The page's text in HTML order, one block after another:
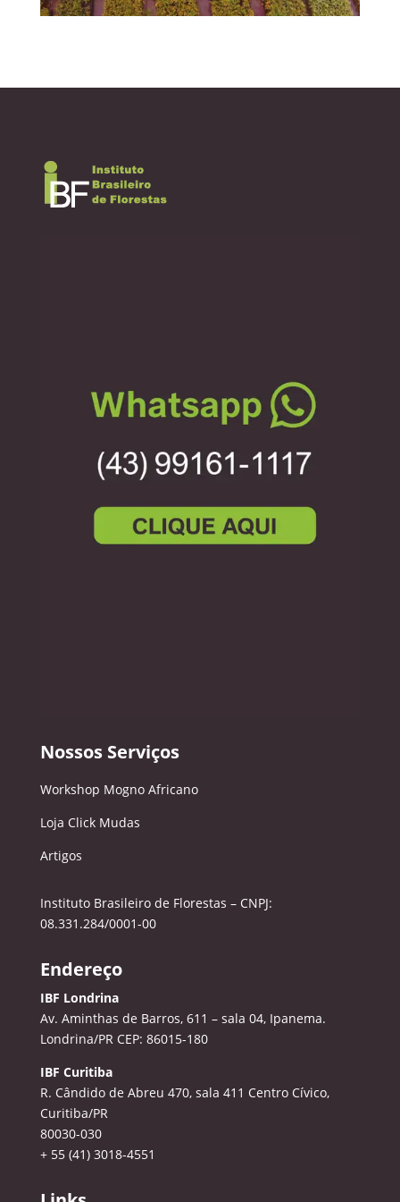
Nossos Serviços
Workshop Mogno Africano
Loja Click Mudas
Artigos
Instituto Brasileiro de Florestas – CNPJ:
08.331.284/0001-00
Endereço
IBF Londrina
Av. Aminthas de Barros, 611 – sala 04, Ipanema.
Londrina/PR CEP: 86015-180
IBF Curitiba
R. Cândido de Abreu 470, sala 411 Centro Cívico,
Curitiba/PR
80030-030
+ 55 (41) 3018-4551